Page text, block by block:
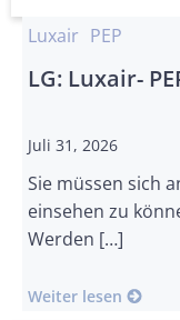
Luxair PEP
LG: Luxair-
Juli 31, 2026
Sie müssen sich
einsehen zu
Werden […]
Weiter lesen